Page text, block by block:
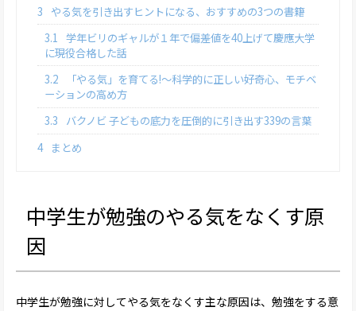
3
やる気を引き出すヒントになる、おすすめの3つの書籍
3.1 学年ビリのギャルが１年で偏差値を40上げて慶應大学
に現役合格した話
3.2
「やる気」を育てる!～科学的に正しい好奇心、モチベ
ーションの高め方
3.3
バクノビ 子どもの底力を圧倒的に引き出す339の言葉
4
まとめ
中学生が勉強のやる気をなくす原
因
中学生が勉強に対してやる気をなくす主な原因は、勉強をする意